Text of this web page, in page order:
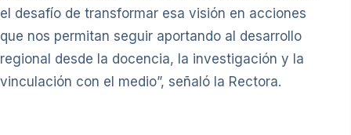
el desafío de transformar esa visión en acciones
que nos permitan seguir aportando al desarrollo
regional desde la docencia, la investigación y la
vinculación con el medio”, señaló la Rectora.